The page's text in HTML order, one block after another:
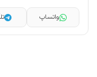
واتساپ